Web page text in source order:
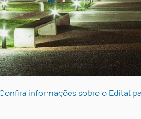
informações sobre o Edital